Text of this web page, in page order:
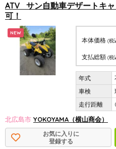
ATV サン自動車デザートキ
可！
NEW
本体価格 (税
支払総額 (税
北広島市 YOKOYAMA（横山商会）
お気に入りに
登録する